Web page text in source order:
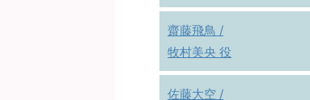
齋藤飛鳥 /
牧村美央 役
佐藤大空 /